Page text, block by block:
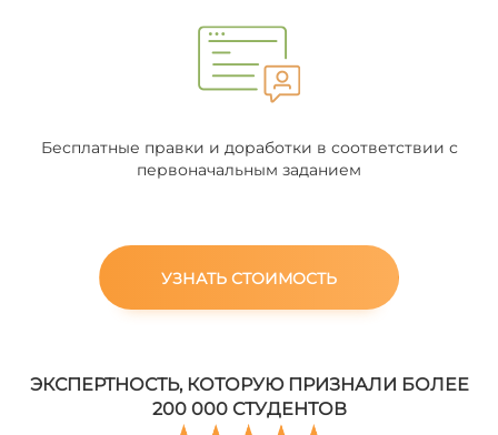
Бесплатные правки и доработки в соответствии с
первоначальным заданием
УЗНАТЬ СТОИМОСТЬ
ЭКСПЕРТНОСТЬ, КОТОРУЮ ПРИЗНАЛИ БОЛЕЕ
200 000 СТУДЕНТОВ